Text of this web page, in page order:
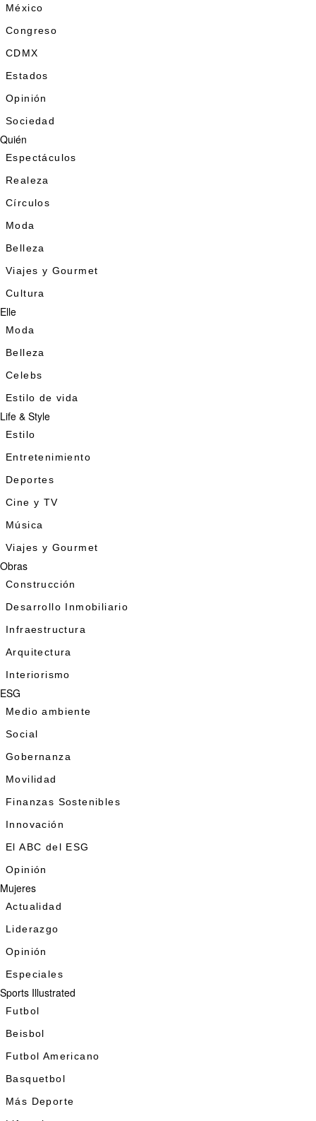
México
Congreso
CDMX
Estados
Opinión
Sociedad
Quién
Espectáculos
Realeza
Círculos
Moda
Belleza
Viajes y Gourmet
Cultura
Elle
Moda
Belleza
Celebs
Estilo de vida
Life & Style
Estilo
Entretenimiento
Deportes
Cine y TV
Música
Viajes y Gourmet
Obras
Construcción
Desarrollo Inmobiliario
Infraestructura
Arquitectura
Interiorismo
ESG
Medio ambiente
Social
Gobernanza
Movilidad
Finanzas Sostenibles
Innovación
El ABC del ESG
Opinión
Mujeres
Actualidad
Liderazgo
Opinión
Especiales
Sports Illustrated
Futbol
Beisbol
Futbol Americano
Basquetbol
Más Deporte